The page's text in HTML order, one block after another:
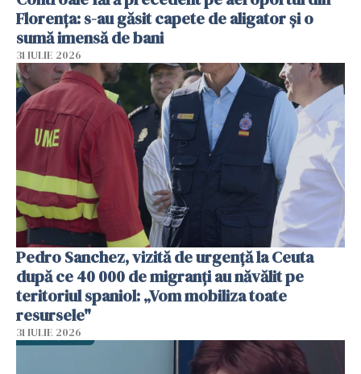
Florența: s-au găsit capete de aligator și o
sumă imensă de bani
31 IULIE 2026
Pedro Sanchez, vizită de urgență la Ceuta
după ce 40 000 de migranți au năvălit pe
teritoriul spaniol: „Vom mobiliza toate
resursele"
31 IULIE 2026